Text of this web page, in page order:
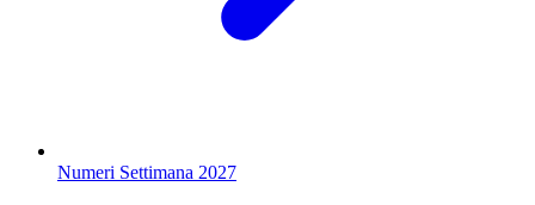
Numeri Settimana 2027